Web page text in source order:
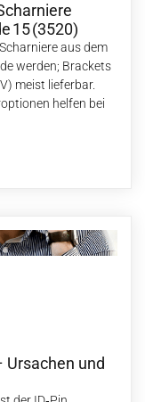
15 (3520)
aus dem
werden; Brackets
meist lieferbar.
helfen bei
Ursachen und